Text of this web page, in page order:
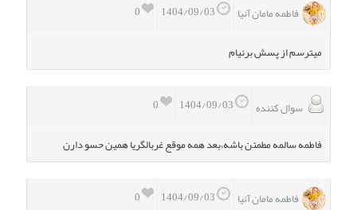
0
فاطمه مامان آنیا
میترسم از پسش برنیام
0
سوال کننده
فاطمه سالمه مطمئن باشه،بعد همه موقع غربالگریا همین حسو دارن
0
فاطمه مامان آنیا